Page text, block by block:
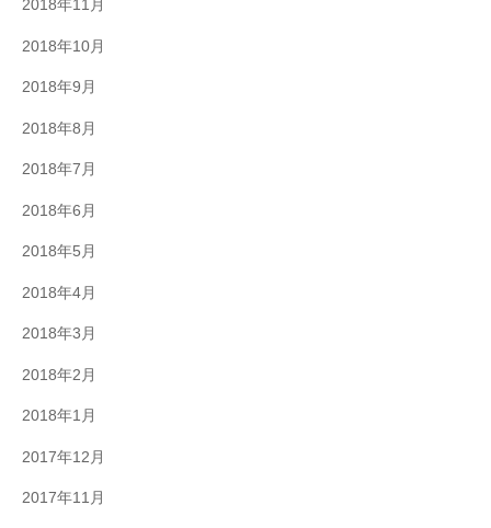
2018年11月
2018年10月
2018年9月
2018年8月
2018年7月
2018年6月
2018年5月
2018年4月
2018年3月
2018年2月
2018年1月
2017年12月
2017年11月